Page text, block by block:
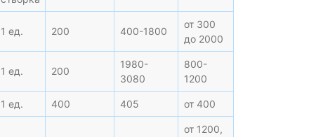
1 ед. 200 400-1800
от 300
до 2000
1 ед. 200
1980-
3080
800-
1200
1 ед. 400 405 от 400
от 1200,